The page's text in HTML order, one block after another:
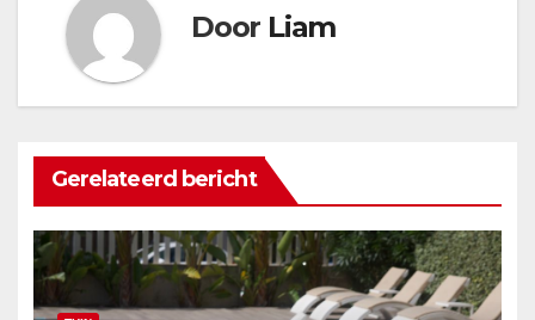
Door Liam
Gerelateerd bericht